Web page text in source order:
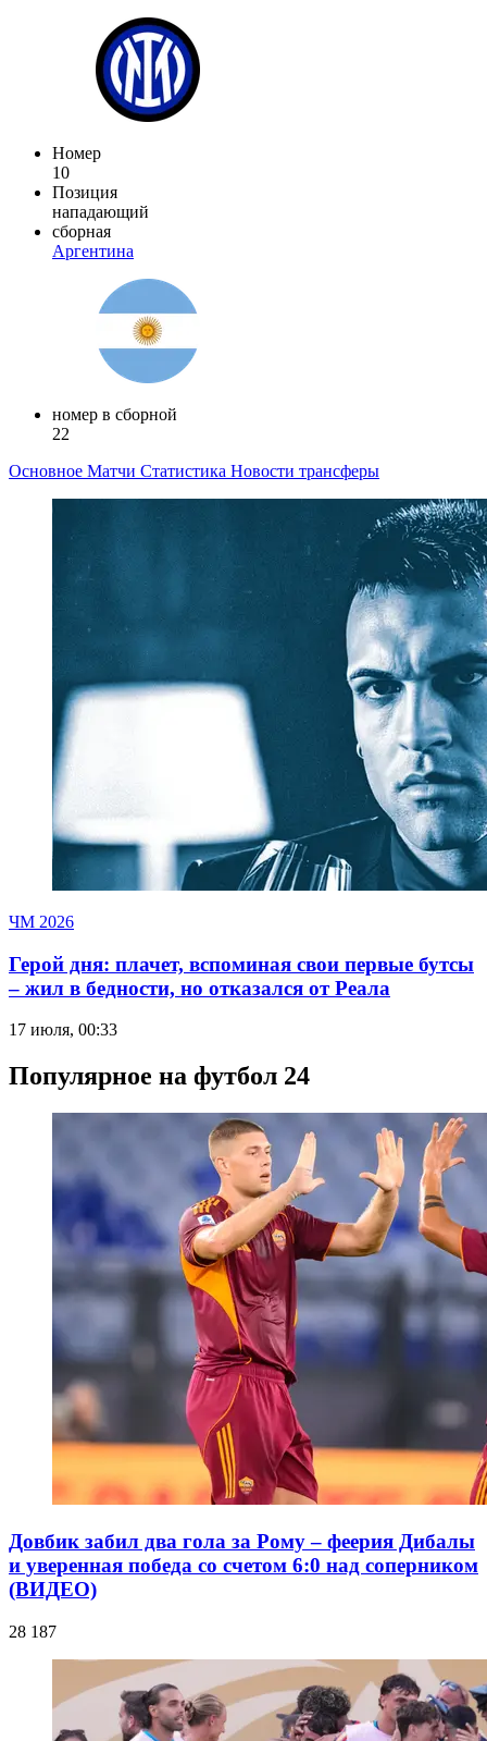
Номер
10
Позиция
нападающий
сборная
Аргентина
номер в сборной
22
Основное Матчи Статистика Новости трансферы
ЧМ 2026
Герой дня: плачет, вспоминая свои первые бутсы
– жил в бедности, но отказался от Реала
17 июля, 00:33
Популярное на футбол 24
Довбик забил два гола за Рому – феерия Дибалы
и уверенная победа со счетом 6:0 над соперником
(ВИДЕО)
28 187